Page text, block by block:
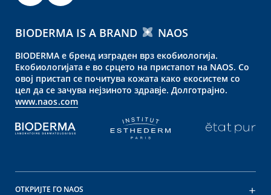
BIODERMA IS A BRAND NAOS
BIODERMA е бренд изграден врз екобиологија.
Екобиологијата е во срцето на пристапот на NAOS. Со
овој пристап се почитува кожата како екосистем со
цел да се зачува нејзиното здравје. Долготрајно.
www.naos.com
ОТКРИЈТЕ ГО NAOS